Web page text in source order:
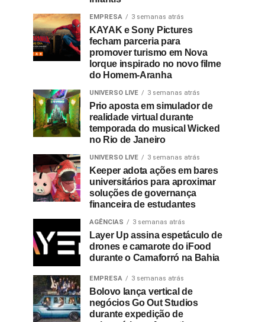
EMPRESA 3 semanas atrás
KAYAK e Sony Pictures
fecham parceria para
promover turismo em Nova
Iorque inspirado no novo filme
do Homem-Aranha
UNIVERSO LIVE 3 semanas atrás
Prio aposta em simulador de
realidade virtual durante
temporada do musical Wicked
no Rio de Janeiro
UNIVERSO LIVE 3 semanas atrás
Keeper adota ações em bares
universitários para aproximar
soluções de governança
financeira de estudantes
AGÊNCIAS 3 semanas atrás
Layer Up assina espetáculo de
drones e camarote do iFood
durante o Camaforró na Bahia
EMPRESA 3 semanas atrás
Bolovo lança vertical de
negócios Go Out Studios
durante expedição de